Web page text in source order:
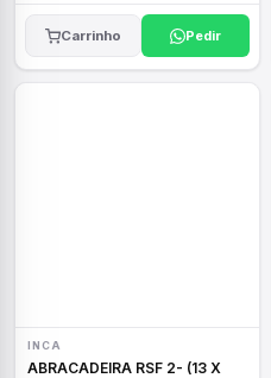
Carrinho Pedir
INCA
ABRACADEIRA RSF 2- (13 X